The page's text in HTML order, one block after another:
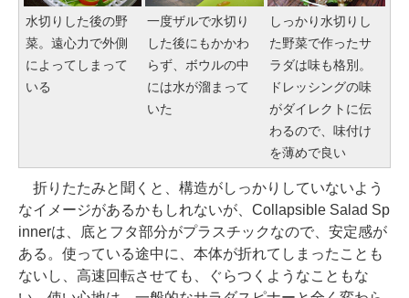
水切りした後の野
菜。遠心力で外側
によってしまって
いる
一度ザルで水切り
した後にもかかわ
らず、ボウルの中
には水が溜まって
いた
しっかり水切りし
た野菜で作ったサ
ラダは味も格別。
ドレッシングの味
がダイレクトに伝
わるので、味付け
を薄めで良い
折りたたみと聞くと、構造がしっかりしていないよう
なイメージがあるかもしれないが、Collapsible Salad Sp
innerは、底とフタ部分がプラスチックなので、安定感が
ある。使っている途中に、本体が折れてしまったことも
ないし、高速回転させても、ぐらつくようなこともな